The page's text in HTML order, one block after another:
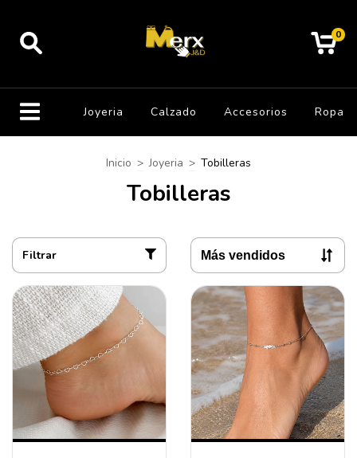
0
Joyeria Calzado Accesorios Ropa
Inicio > Joyeria > Tobilleras
Tobilleras
Filtrar